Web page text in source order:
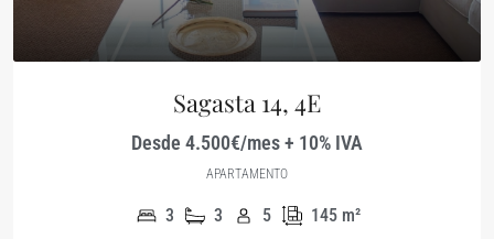
Sagasta 14, 4E
Desde 4.500€/mes + 10% IVA
APARTAMENTO
3 3 5 145 m²